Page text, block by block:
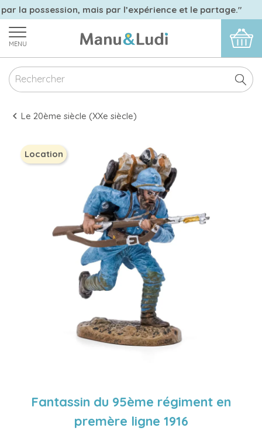
la possession, mais par l’expérience et le partage."
MENU
Le 20ème siècle (XXe siècle)
Location
Fantassin du 95ème régiment en
premère ligne 1916